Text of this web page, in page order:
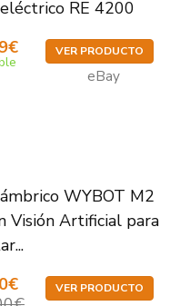
RE 4200
VER PRODUCTO
eBay
WYBOT M2
Visión Artificial para
VER PRODUCTO